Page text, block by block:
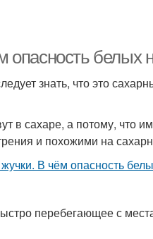
опасность белых
знать, что это
в сахаре, а потому, что
и похожими на
перебегающее с